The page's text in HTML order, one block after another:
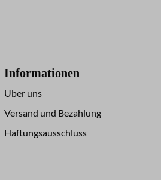
Informationen
Uber uns
Versand und Bezahlung
Haftungsausschluss